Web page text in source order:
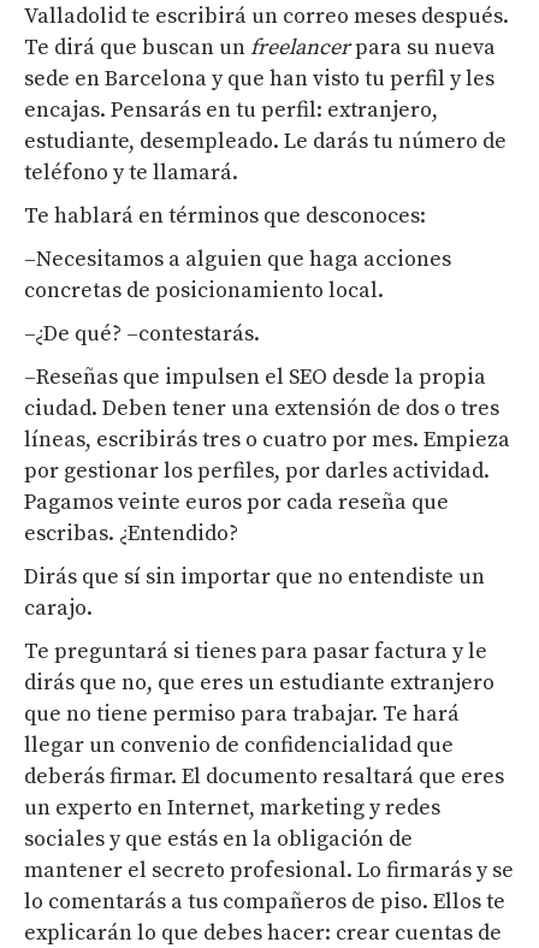
Valladolid te escribirá un correo meses después.
Te dirá que buscan unfreelancerpara su nueva
sede en Barcelona y que han visto tu perfil y les
encajas. Pensarás en tu perfil: extranjero,
estudiante, desempleado. Le darás tu número de
teléfono y te llamará.
Te hablará en términos que desconoces:
–Necesitamos a alguien que haga acciones
concretas de posicionamiento local.
–¿De qué? –contestarás.
–Reseñas que impulsen el SEO desde la propia
ciudad. Deben tener una extensión de dos o tres
líneas, escribirás tres o cuatro por mes. Empieza
por gestionar los perfiles, por darles actividad.
Pagamos veinte euros por cada reseña que
escribas. ¿Entendido?
Dirás que sí sin importar que no entendiste un
carajo.
Te preguntará si tienes para pasar factura y le
dirás que no, que eres un estudiante extranjero
que no tiene permiso para trabajar. Te hará
llegar un convenio de confidencialidad que
deberás firmar. El documento resaltará que eres
un experto en Internet, marketing y redes
sociales y que estás en la obligación de
mantener el secreto profesional. Lo firmarás y se
lo comentarás a tus compañeros de piso. Ellos te
explicarán lo que debes hacer: crear cuentas de